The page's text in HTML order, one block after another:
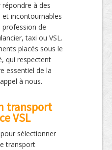
à des
et incontournables
profession de
taxi ou VSL.
placés sous le
qui respectent
essentiel de la
à nous.
transport
VSL
sélectionner
transport